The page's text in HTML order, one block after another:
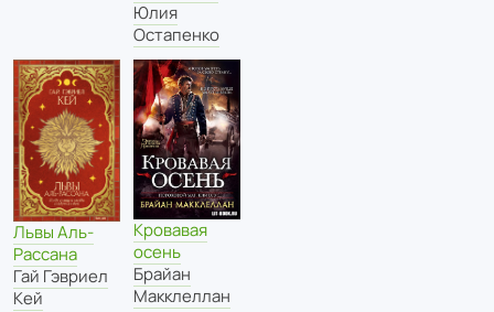
Юлия
Остапенко
Львы Аль-
Рассана
Гай Гэвриел
Кей
Кровавая
осень
Брайан
Макклеллан